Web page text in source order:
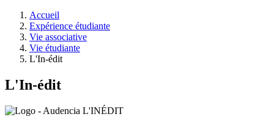
d'Ariane
Accueil
Expérience étudiante
Vie associative
Vie étudiante
L'In-édit
L'In-édit